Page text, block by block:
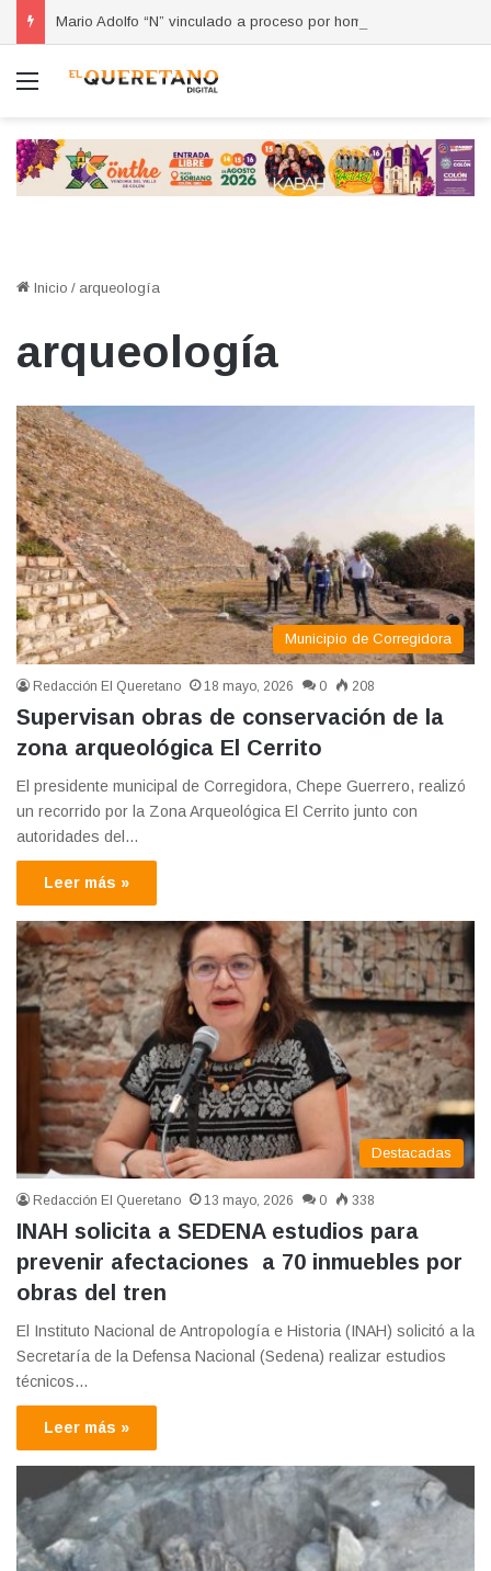
Menú
Inicio / arqueología
arqueología
Municipio de Corregidora
Redacción El Queretano 18 mayo, 2026 0 208
Supervisan obras de conservación de la
zona arqueológica El Cerrito
El presidente municipal de Corregidora, Chepe Guerrero, realizó
un recorrido por la Zona Arqueológica El Cerrito junto con
autoridades del…
Leer más »
Destacadas
Redacción El Queretano 13 mayo, 2026 0 338
INAH solicita a SEDENA estudios para
prevenir afectaciones a 70 inmuebles por
obras del tren
El Instituto Nacional de Antropología e Historia (INAH) solicitó a la
Secretaría de la Defensa Nacional (Sedena) realizar estudios
técnicos…
Leer más »